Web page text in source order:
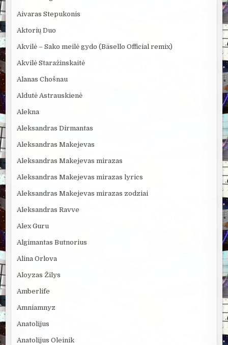
Aivaras Stepukonis
Aktorių Duo
Akvilė – Sako meilė gydo (Bäsello Official remix)
Akvilė Staražinskaitė
Alanas Chošnau
Aldutė Astrauskienė
Alekna
Aleksandras Dirmantas
Aleksandras Makejevas
Aleksandras Makejevas mirazas
Aleksandras Makejevas mirazas lyrics
Aleksandras Makejevas mirazas zodziai
Aleksandras Ravve
Alex Guru
Algimantas Butnorius
Alina Orlova
Aloyzas Žilys
Amberlife
Amniamnyz
Anatolijus
Anatolijus Oleinik